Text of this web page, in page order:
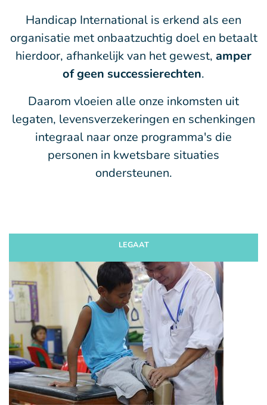
Handicap International is erkend als een
organisatie met onbaatzuchtig doel en betaalt
hierdoor, afhankelijk van het gewest, amper
of geen successierechten.
Daarom vloeien alle onze inkomsten uit
legaten, levensverzekeringen en schenkingen
integraal naar onze programma's die
personen in kwetsbare situaties
ondersteunen.
LEGAAT